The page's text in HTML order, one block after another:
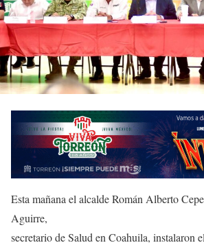
Esta mañana el alcalde Román Alberto
Aguirre,
secretario de Salud en Coahuila, instalaron